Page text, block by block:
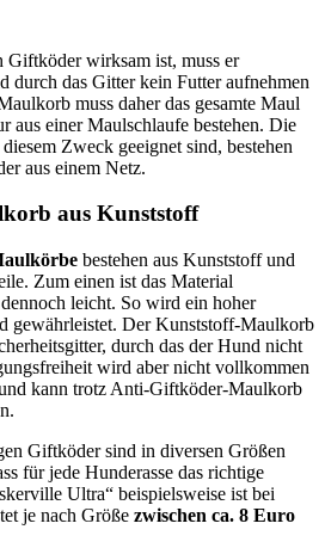
wirksam ist, muss er
durch das Gitter kein Futter aufnehmen
muss daher das gesamte Maul
aus einer Maulschlaufe bestehen. Die
Zweck geeignet sind, bestehen
aus einem Netz.
aus Kunststoff
bestehen aus Kunststoff und
Zum einen ist das Material
leicht. So wird ein hoher
gewährleistet. Der Kunststoff-Maulkorb
durch das der Hund nicht
wird aber nicht vollkommen
kann trotz Anti-Giftköder-Maulkorb
Giftköder sind in diversen Größen
für jede Hunderasse das richtige
Ultra“ beispielsweise ist bei
je nach Größe zwischen ca. 8 Euro